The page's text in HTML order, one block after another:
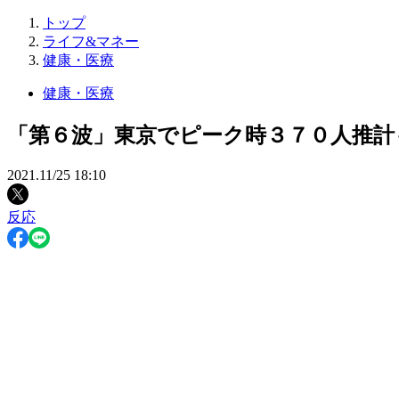
トップ
ライフ&マネー
健康・医療
健康・医療
「第６波」東京でピーク時３７０人推
2021.11/25 18:10
反応